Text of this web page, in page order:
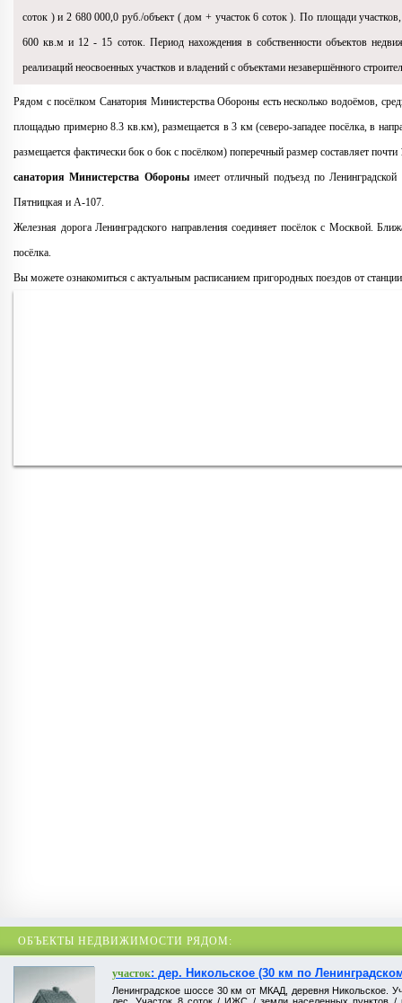
соток ) и 2 680 000,0 руб./объект ( дом + участок 6 соток ). По площади
600 кв.м и 12 - 15 соток. Период нахождения в собственности объектов
реализаций неосвоенных участков и владений c объектами незавершённого
Рядом с посёлком Санатория Министерства Обороны есть несколько водоёмов,
площадью примерно 8.3 кв.км), размещается в 3 км (северо-западее посёлка, в
размещается фактически бок о бок с посёлком) поперечный размер составляет
санатория Министерства Обороныимеет отличный подъезд по
Пятницкая и A-107.
Железная дорога Ленинградского направления соединяет посёлок с Москвой.
посёлка.
Вы можете ознакомиться с актуальным расписанием пригородных поездов от
ОБЪЕКТЫ НЕДВИЖИМОСТИ РЯДОМ:
участок: дер. Никольское (30 км по
Ленинградское шоссе 30 км от МКАД, деревня Никольское.